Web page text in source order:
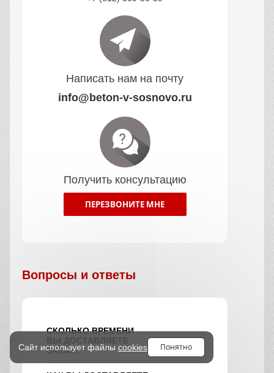
Написать нам на почту
info@beton-v-sosnovo.ru
Получить консультацию
ПЕРЕЗВОНИТЕ МНЕ
Вопросы и ответы
СКОЛЬКО ВРЕМЕНИ
ВЫ ДОСТАВЛЯЕТЕ
ЗАКАЗ?
Сайт использует файлы cookies Понятно